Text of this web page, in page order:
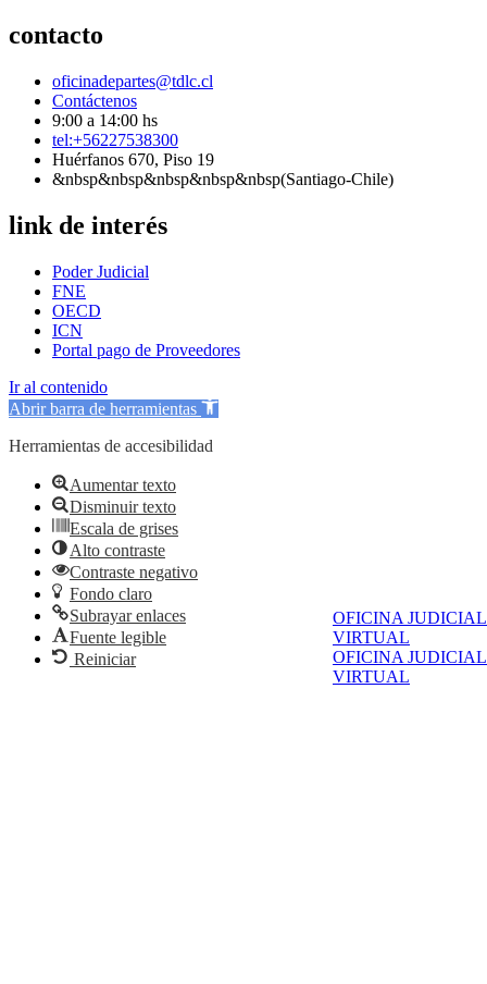
OFICINA JUDICIAL
VIRTUAL
OFICINA JUDICIAL
VIRTUAL
contacto
oficinadepartes@tdlc.cl
Contáctenos
9:00 a 14:00 hs
tel:+56227538300
Huérfanos 670, Piso 19
&nbsp&nbsp&nbsp&nbsp&nbsp(Santiago-Chile)
link de interés
Poder Judicial
FNE
OECD
ICN
Portal pago de Proveedores
Ir al contenido
Abrir barra de herramientas
Herramientas de accesibilidad
Aumentar texto
Disminuir texto
Escala de grises
Alto contraste
Contraste negativo
Fondo claro
Subrayar enlaces
Fuente legible
Reiniciar